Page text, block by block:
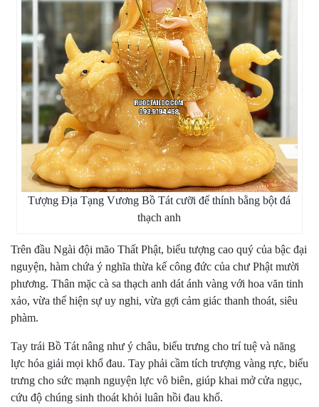
Tượng Địa Tạng Vương Bồ Tát cưỡi đế thính bằng bột đá
thạch anh
Trên đầu Ngài đội mão Thất Phật, biểu tượng cao quý của bậc đại
nguyện, hàm chứa ý nghĩa thừa kế công đức của chư Phật mười
phương. Thân mặc cà sa thạch anh dát ánh vàng với hoa văn tinh
xảo, vừa thể hiện sự uy nghi, vừa gợi cảm giác thanh thoát, siêu
phàm.
Tay trái Bồ Tát nâng như ý châu, biểu trưng cho trí tuệ và năng
lực hóa giải mọi khổ đau. Tay phải cầm tích trượng vàng rực, biểu
trưng cho sức mạnh nguyện lực vô biên, giúp khai mở cửa ngục,
cứu độ chúng sinh thoát khỏi luân hồi đau khổ.